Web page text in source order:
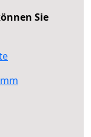
Sie